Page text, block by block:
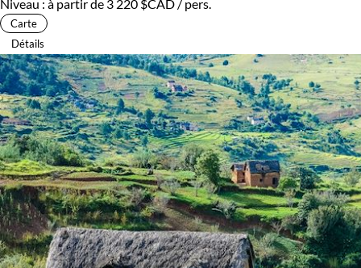
Niveau : à partir de 3 220 $CAD / pers.
Carte
Détails